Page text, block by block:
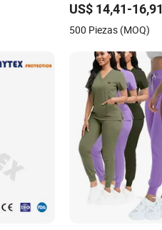
US$ 14,41-16,91
500 Piezas (MOQ)